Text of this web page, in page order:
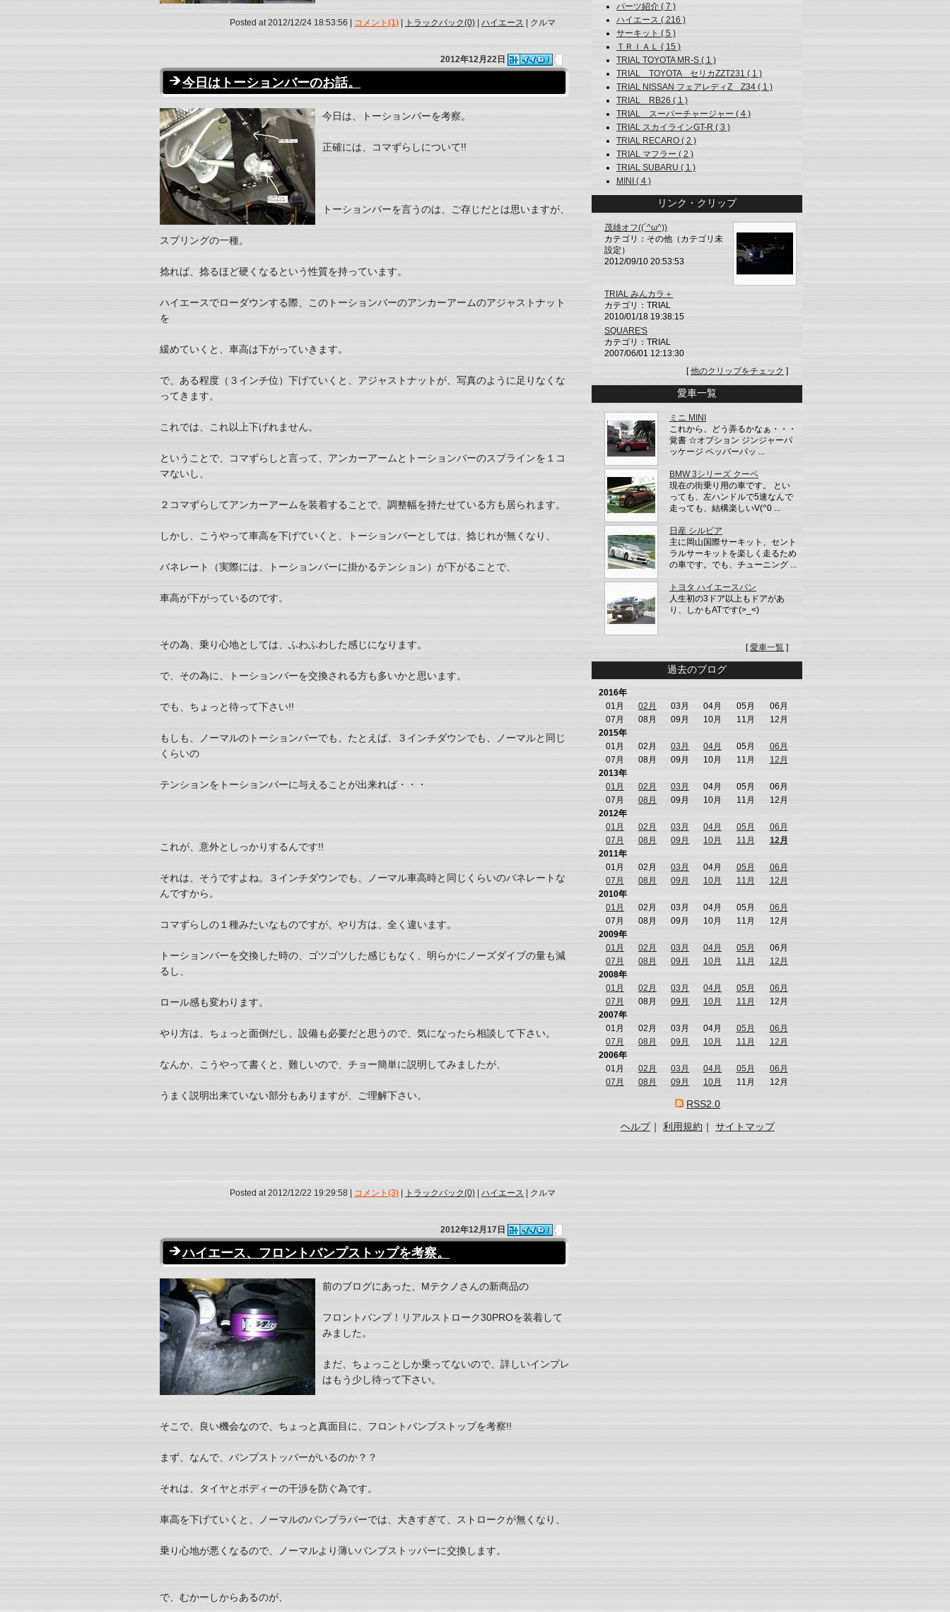
Posted at 2012/12/24 18:53:56 | コメント(1) | トラックバック(0) | ハイエース | クルマ
2012年12月22日
今日はトーションバーのお話。
今日は、トーションバーを考察。
正確には、コマずらしについて!!
トーションバーを言うのは、ご存じだとは思いますが、
スプリングの一種。
捻れば、捻るほど硬くなるという性質を持っています。
ハイエースでローダウンする際、このトーションバーのアンカーアームのアジャストナット
を
緩めていくと、車高は下がっていきます。
で、ある程度（３インチ位）下げていくと、アジャストナットが、写真のように足りなくな
ってきます。
これでは、これ以上下げれません。
ということで、コマずらしと言って、アンカーアームとトーションバーのスプラインを１コ
マないし、
２コマずらしてアンカーアームを装着することで、調整幅を持たせている方も居られます。
しかし、こうやって車高を下げていくと、トーションバーとしては、捻じれが無くなり、
バネレート（実際には、トーションバーに掛かるテンション）が下がることで、
車高が下がっているのです。
その為、乗り心地としては、ふわふわした感じになります。
で、その為に、トーションバーを交換される方も多いかと思います。
でも、ちょっと待って下さい!!
もしも、ノーマルのトーションバーでも、たとえば、３インチダウンでも、ノーマルと同じ
くらいの
テンションをトーションバーに与えることが出来れば・・・
これが、意外としっかりするんです!!
それは、そうですよね。３インチダウンでも、ノーマル車高時と同じくらいのバネレートな
んですから。
コマずらしの１種みたいなものですが、やり方は、全く違います。
トーションバーを交換した時の、ゴツゴツした感じもなく、明らかにノーズダイブの量も減
るし、
ロール感も変わります。
やり方は、ちょっと面倒だし、設備も必要だと思うので、気になったら相談して下さい。
なんか、こうやって書くと、難しいので、チョー簡単に説明してみましたが、
うまく説明出来ていない部分もありますが、ご理解下さい。
Posted at 2012/12/22 19:29:58 | コメント(3) | トラックバック(0) | ハイエース | クルマ
2012年12月17日
ハイエース、フロントバンプストップを考察。
前のブログにあった、Mテクノさんの新商品の
フロントバンプ！リアルストローク30PROを装着して
みました。
まだ、ちょっことしか乗ってないので、詳しいインプレ
はもう少し待って下さい。
そこで、良い機会なので、ちょっと真面目に、フロントバンプストップを考察!!
まず、なんで、バンプストッパーがいるのか？？
それは、タイヤとボディーの干渉を防ぐ為です。
車高を下げていくと、ノーマルのバンプラバーでは、大きすぎて、ストロークが無くなり、
乗り心地が悪くなるので、ノーマルより薄いバンプストッパーに交換します。
で、むかーしからあるのが、
パーツ紹介 ( 7 )
ハイエース ( 216 )
サーキット ( 5 )
ＴＲＩＡＬ ( 15 )
TRIAL TOYOTA MR-S ( 1 )
TRIAL TOYOTA セリカZZT231 ( 1 )
TRIAL NISSAN フェアレディZ Z34 ( 1 )
TRIAL RB26 ( 1 )
TRIAL スーパーチャージャー ( 4 )
TRIAL スカイラインGT-R ( 3 )
TRIAL RECARO ( 2 )
TRIAL マフラー ( 2 )
TRIAL SUBARU ( 1 )
MINI ( 4 )
リンク・クリップ
茂雄オフ((´^ω^))
カテゴリ：その他（カテゴリ未
設定）
2012/09/10 20:53:53
TRIAL みんカラ＋
カテゴリ：TRIAL
2010/01/18 19:38:15
SQUARE'S
カテゴリ：TRIAL
2007/06/01 12:13:30
[他のクリップをチェック ]
愛車一覧
ミニ MINI
これから、どう弄るかなぁ・・・
覚書 ☆オプション ジンジャーパ
ッケージ ペッパーパッ ...
BMW 3シリーズ クーペ
現在の街乗り用の車です。 とい
っても、左ハンドルで5速なんで
走っても、結構楽しいV(^0 ...
日産 シルビア
主に岡山国際サーキット、セント
ラルサーキットを楽しく走るため
の車です。でも、チューニング ...
トヨタ ハイエースバン
人生初の3ドア以上もドアがあ
り、しかもATです(>_<)
[愛車一覧 ]
過去のブログ
2016年
01月
02月 03月 04月 05月
06月
07月
08月 09月 10月 11月
12月
2015年
01月
02月 03月 04月 05月
06月
07月
08月 09月 10月 11月
12月
2013年
01月
02月 03月 04月 05月
06月
07月
08月 09月 10月 11月
12月
2012年
01月
02月 03月 04月 05月
06月
07月
08月 09月 10月 11月
12月
2011年
01月
02月 03月 04月 05月
06月
07月
08月 09月 10月 11月
12月
2010年
01月
02月 03月 04月 05月
06月
07月
08月 09月 10月 11月
12月
2009年
01月
02月 03月 04月 05月
06月
07月
08月 09月 10月 11月
12月
2008年
01月
02月 03月 04月 05月
06月
07月
08月 09月 10月 11月
12月
2007年
01月
02月 03月 04月 05月
06月
07月
08月 09月 10月 11月
12月
2006年
01月
02月 03月 04月 05月
06月
07月
08月 09月 10月 11月 12月
RSS2.0
ヘルプ｜ 利用規約 ｜ サイトマップ